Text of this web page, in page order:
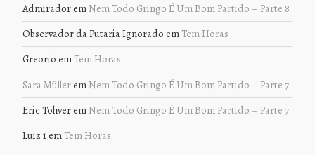
Admiradorem Nem Todo Gringo É Um Bom Partido – Parte 8
Observador da Putaria Ignorado em Tem Horas
Greorio em Tem Horas
Sara Müllerem Nem Todo Gringo É Um Bom Partido – Parte 7
Eric Tohverem Nem Todo Gringo É Um Bom Partido – Parte 7
Luiz 1em Tem Horas